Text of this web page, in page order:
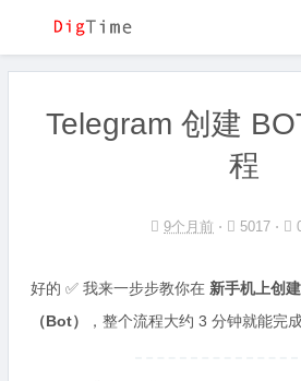
Telegram 创建
程
9个月前 ⋅ 5017 ⋅
好的 ✅ 我来一步步教你在 新手机上创
（Bot）
，整个流程大约 3 分钟就能完